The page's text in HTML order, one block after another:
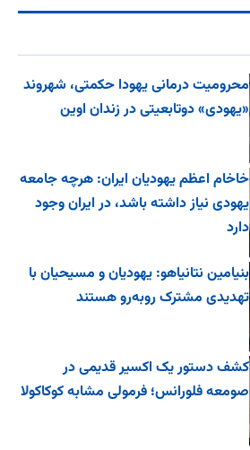
محرومیت درمانی یهودا حکمتی، شهروند
«یهودی» دوتابعیتی در زندان اوین
خاخام اعظم یهودیان ایران: هرچه جامعه
یهودی نیاز داشته باشد، در ایران وجود
دارد
بنیامین نتانیاهو: یهودیان و مسیحیان با
تهدیدی مشترک روبه‌رو هستند
کشف دستور یک اکسیر قدیمی در
صومعه فلورانس؛ فرمولی مشابه کوکاکولا